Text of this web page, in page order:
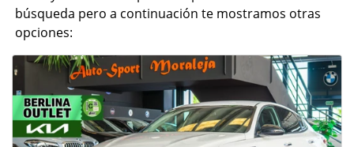
búsqueda pero a continuación te mostramos otras
opciones: